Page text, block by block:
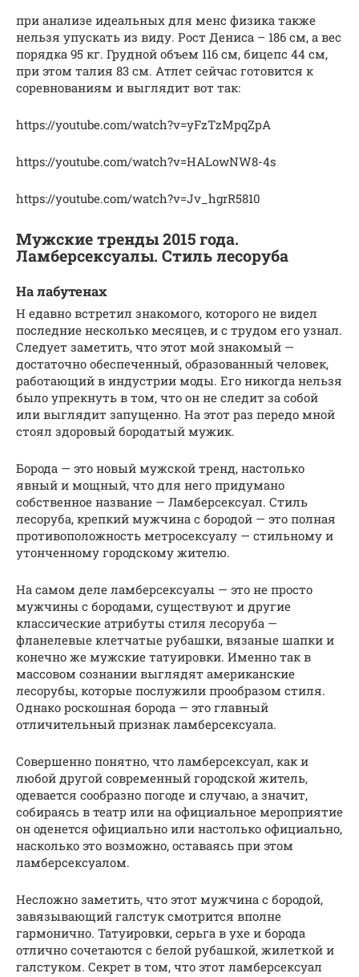
при анализе идеальных для менс физика также
нельзя упускать из виду. Рост Дениса – 186 см, а вес
порядка 95 кг. Грудной объем 116 см, бицепс 44 см,
при этом талия 83 см. Атлет сейчас готовится к
соревнованиям и выглядит вот так:
https://youtube.com/watch?v=yFzTzMpqZpA
https://youtube.com/watch?v=HALowNW8-4s
https://youtube.com/watch?v=Jv_hgrR5810
Мужские тренды 2015 года.
Ламберсексуалы. Стиль лесоруба
На лабутенах
Н едавно встретил знакомого, которого не видел
последние несколько месяцев, и с трудом его узнал.
Следует заметить, что этот мой знакомый —
достаточно обеспеченный, образованный человек,
работающий в индустрии моды. Его никогда нельзя
было упрекнуть в том, что он не следит за собой
или выглядит запущенно. На этот раз передо мной
стоял здоровый бородатый мужик.
Борода — это новый мужской тренд, настолько
явный и мощный, что для него придумано
собственное название — Ламберсексуал. Стиль
лесоруба, крепкий мужчина с бородой — это полная
противоположность метросексуалу — стильному и
утонченному городскому жителю.
На самом деле ламберсексуалы — это не просто
мужчины с бородами, существуют и другие
классические атрибуты стиля лесоруба —
фланелевые клетчатые рубашки, вязаные шапки и
конечно же мужские татуировки. Именно так в
массовом сознании выглядят американские
лесорубы, которые послужили прообразом стиля.
Однако роскошная борода — это главный
отличительный признак ламберсексуала.
Совершенно понятно, что ламберсексуал, как и
любой другой современный городской житель,
одевается сообразно погоде и случаю, а значит,
собираясь в театр или на официальное мероприятие
он оденется официально или настолько официально,
насколько это возможно, оставаясь при этом
ламберсексуалом.
Несложно заметить, что этот мужчина с бородой,
завязывающий галстук смотрится вполне
гармонично. Татуировки, серьга в ухе и борода
отлично сочетаются с белой рубашкой, жилеткой и
галстуком. Секрет в том, что этот ламберсексуал